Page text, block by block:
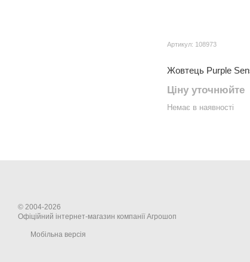
Артикул: 108973
Жовтець Purple
Ціну уточнюйте
Немає в наявності
© 2004-2026
Офіційний інтернет-магазин компанії Агрошоп
Мобільна версія